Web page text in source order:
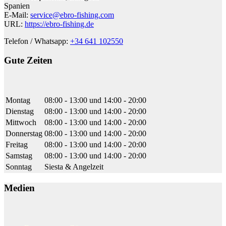
Das warscheinlich beste Angelcamp am Ebro.Eine
super Anlage in der man sich einfach nur wohl fühlt.Die
Appartements sind super eingerichtet mit viel Platz und der Steg
direkt über die Strasse macht alles wirklich super einfach das man
schnell am und auf dem Wasser ist.Dazu noch das super Personal,
einen hatten und geholfen haben wo sie nur konnten.Vielen Dank
Alex Loosli
19:00 04 Jul 22
War alles bestens und unkompliziert. Saubere
grosszügige Appartements.
Michael
Spanien
E-Mail: service@ebro-fishing.com
URL: https://ebro-fishing.de
Telefon / Whatsapp: +34 641 102550
Gute Zeiten
Montag 08:00 - 13:00 und 14:00 - 20:00
Dienstag
08:00 - 13:00 und 14:00 - 20:00
Mittwoch
08:00 - 13:00 und 14:00 - 20:00
Donnerstag 08:00 - 13:00 und 14:00 - 20:00
Freitag
08:00 - 13:00 und 14:00 - 20:00
Samstag
08:00 - 13:00 und 14:00 - 20:00
Sonntag
Siesta & Angelzeit
Medien